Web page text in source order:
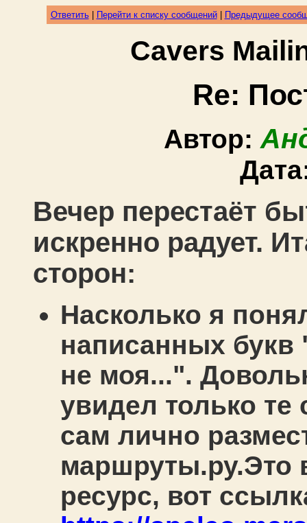
Ответить| Перейти к списку сообщений| Предыдущее
Cavers
Re:
Автор:
Вечер перестаёт
искренно радует.
сторон:
Насколько я
написанных букв
не моя...".
увидел только
сам лично
маршруты.ру.Это
ресурс, вот